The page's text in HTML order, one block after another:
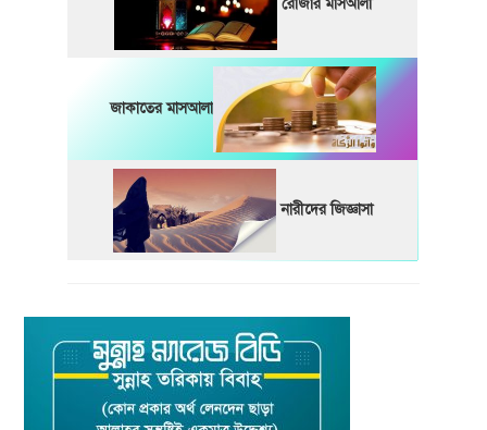
রোজার মাসআলা
জাকাতের মাসআলা
নারীদের জিজ্ঞাসা